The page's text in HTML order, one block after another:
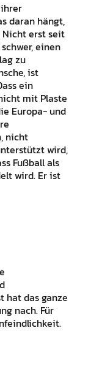
daran hängt,
Nicht erst seit
einen
zu
ist
ein
mit Plaste
Europa- und
nicht
wird,
Fußball als
wird. Er ist
hat das ganze
nach. Für